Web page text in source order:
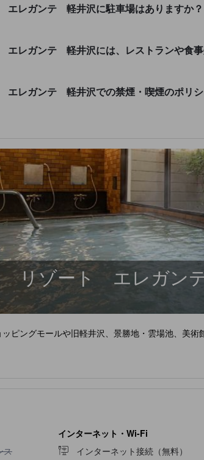
レガンテ 軽井沢に駐車場はありますか？
ガンテ 軽井沢には、レストランや食事
ガンテ 軽井沢での禁煙・喫煙のポリシ
ゾート エレガン
ピングモールや旧軽井沢、景勝地・雲場池、美
可
ス
インターネット・Wi-Fi
インターネット接続（無料）